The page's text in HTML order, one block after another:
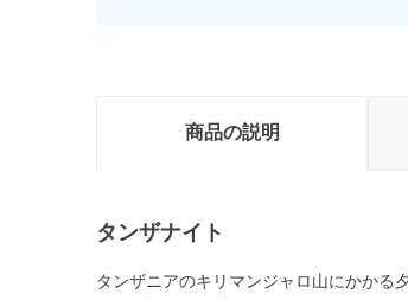
商品の説明
タンザナイト
タンザニアのキリマンジャロ山にかかる